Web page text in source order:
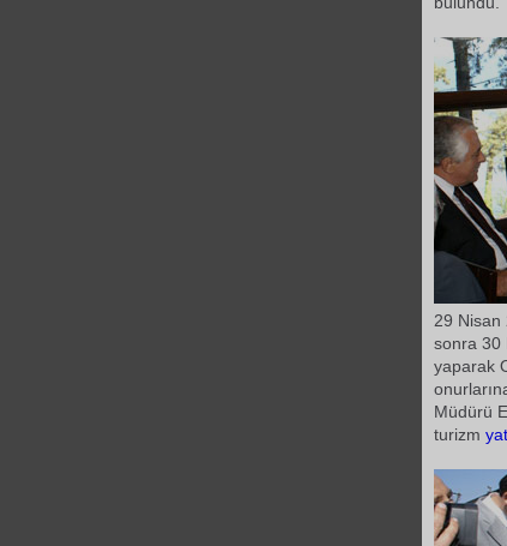
29 Nisan
sonra 30
yaparak
Müdürü
turizm yat